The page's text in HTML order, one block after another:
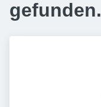
gefunden.